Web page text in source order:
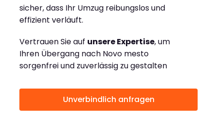
sicher, dass Ihr Umzug reibungslos und
effizient verläuft.
Vertrauen Sie auf unsere Expertise, um
Ihren Übergang nach Novo mesto
sorgenfrei und zuverlässig zu gestalten
Unverbindlich anfragen